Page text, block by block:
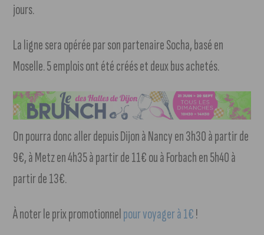
jours.
La ligne sera opérée par son partenaire Socha, basé en
Moselle. 5 emplois ont été créés et deux bus achetés.
On pourra donc aller depuis Dijon à Nancy en 3h30 à partir de
9€, à Metz en 4h35 à partir de 11€ ou à Forbach en 5h40 à
partir de 13€.
À noter le prix promotionnelpour voyager à 1€!